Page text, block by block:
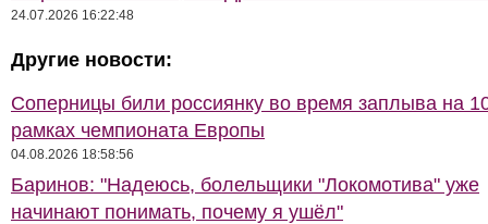
24.07.2026 16:22:48
Другие новости:
Соперницы били россиянку во время заплыва на
рамках чемпионата Европы
04.08.2026 18:58:56
Баринов: "Надеюсь, болельщики "Локомотива" уже
начинают понимать, почему я ушёл"